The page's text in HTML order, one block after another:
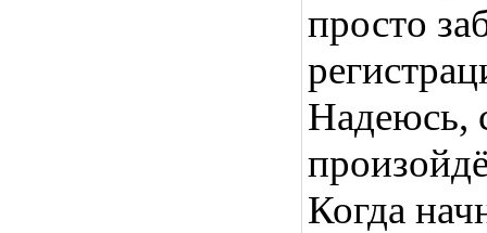
просто
Надеюсь,
Когда